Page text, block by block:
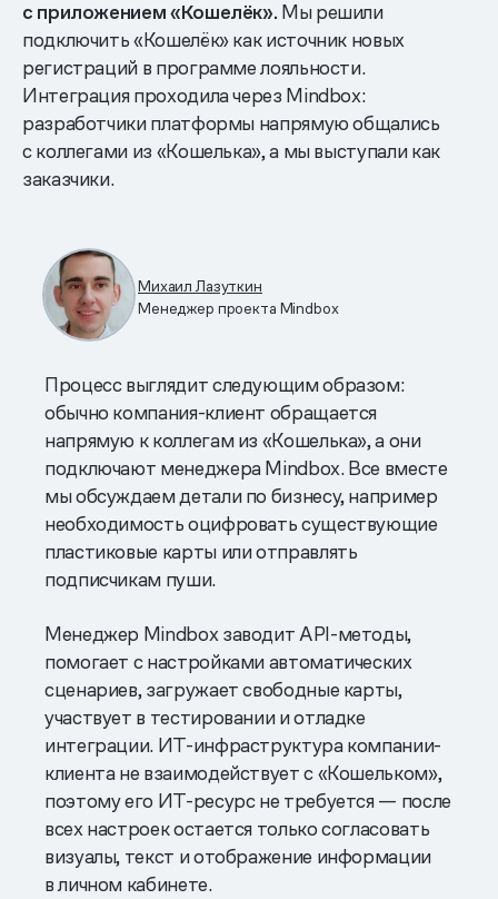
с приложением «Кошелёк». Мы решили
подключить «Кошелёк» как источник новых
регистраций в программе лояльности.
Интеграция проходила через Mindbox:
разработчики платформы напрямую общались
с коллегами из «Кошелька», а мы выступали как
заказчики.
Михаил Лазуткин
Менеджер проекта Mindbox
Процесс выглядит следующим образом:
обычно компания-клиент обращается
напрямую к коллегам из «Кошелька», а они
подключают менеджера Mindbox. Все вместе
мы обсуждаем детали по бизнесу, например
необходимость оцифровать существующие
пластиковые карты или отправлять
подписчикам пуши.
Менеджер Mindbox заводит API-методы,
помогает с настройками автоматических
сценариев, загружает свободные карты,
участвует в тестировании и отладке
интеграции. ИТ-инфраструктура компании-
клиента не взаимодействует с «Кошельком»,
поэтому его ИТ-ресурс не требуется — после
всех настроек остается только согласовать
визуалы, текст и отображение информации
в личном кабинете.